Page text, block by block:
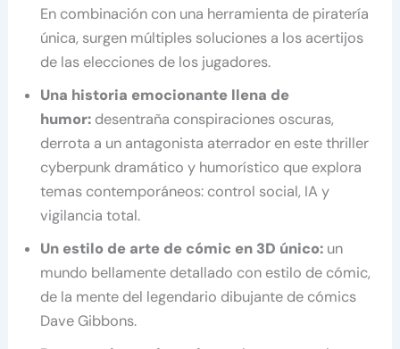
En combinación con una herramienta de piratería
única, surgen múltiples soluciones a los acertijos
de las elecciones de los jugadores.
Una historia emocionante llena de
humor: desentraña conspiraciones oscuras,
derrota a un antagonista aterrador en este thriller
cyberpunk dramático y humorístico que explora
temas contemporáneos: control social, IA y
vigilancia total.
Un estilo de arte de cómic en 3D único: un
mundo bellamente detallado con estilo de cómic,
de la mente del legendario dibujante de cómics
Dave Gibbons.